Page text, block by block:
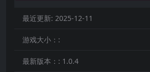
最近更新: 2025-12-11
游戏大小：:
最新版本：: 1.0.4